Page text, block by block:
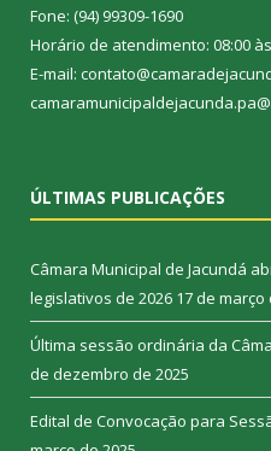
Fone: (94) 99309-1690
Horário de atendimento: 08:00
E-mail:
ÚLTIMAS PUBLICAÇÕES
Câmara Municipal de Jacundá
legislativos de 2026 17 de março
Última sessão ordinária da
de dezembro de 2025
Edital de Convocação para